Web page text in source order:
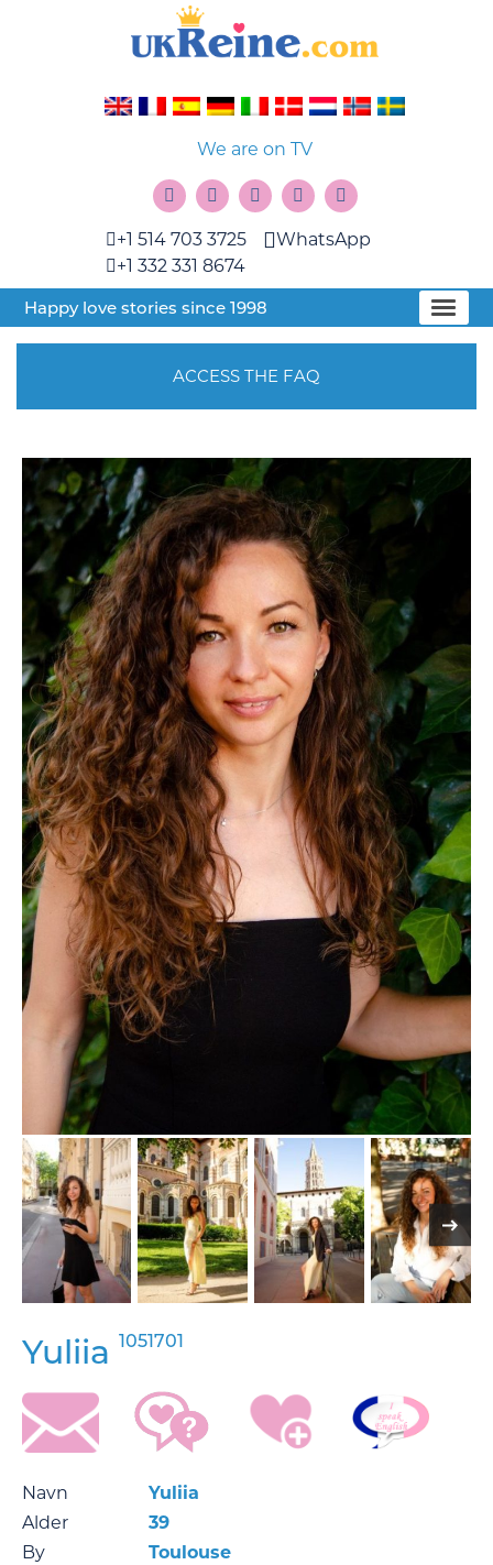
We are on TV
+1 514 703 3725
+1 332 331 8674
WhatsApp
Happy love stories since 1998
ACCESS THE FAQ
Yuliia 1051701
Navn
Yuliia
Alder
39
By
Toulouse